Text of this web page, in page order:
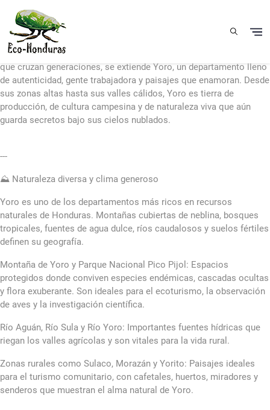
Yoro: Tierra de misterio, riqueza natural y corazón catracho
En el corazón verde de Honduras, entre montañas, ríos y leyendas
que cruzan generaciones, se extiende Yoro, un departamento lleno
de autenticidad, gente trabajadora y paisajes que enamoran. Desde
sus zonas altas hasta sus valles cálidos, Yoro es tierra de
producción, de cultura campesina y de naturaleza viva que aún
guarda secretos bajo sus cielos nublados.
---
⛰️ Naturaleza diversa y clima generoso
Yoro es uno de los departamentos más ricos en recursos
naturales de Honduras. Montañas cubiertas de neblina, bosques
tropicales, fuentes de agua dulce, ríos caudalosos y suelos fértiles
definen su geografía.
Montaña de Yoro y Parque Nacional Pico Pijol: Espacios
protegidos donde conviven especies endémicas, cascadas ocultas
y flora exuberante. Son ideales para el ecoturismo, la observación
de aves y la investigación científica.
Río Aguán, Río Sula y Río Yoro: Importantes fuentes hídricas que
riegan los valles agrícolas y son vitales para la vida rural.
Zonas rurales como Sulaco, Morazán y Yorito: Paisajes ideales
para el turismo comunitario, con cafetales, huertos, miradores y
senderos que muestran el alma natural de Yoro.